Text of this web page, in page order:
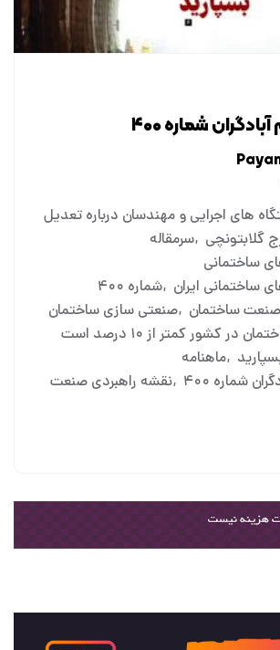
شماره ۴۰۰
های اجرایی و مهندسان درباره تعدیل
گلابتونچی سرمقاله
ساختمانی
ساختمانی ایران شماره ۴۰۰
صنعت ساختمان صنعتی سازی ساختمان
کشور کمتر از ۱۰ درصد است
ماهنامه
شماره ۴۰۰
نقشه راهبردی صنعت